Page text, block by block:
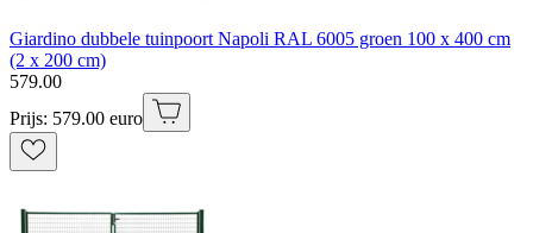
Giardino dubbele tuinpoort Napoli RAL 6005 groen 100 x 400 cm
(2 x 200 cm)
579.00
Prijs: 579.00 euro